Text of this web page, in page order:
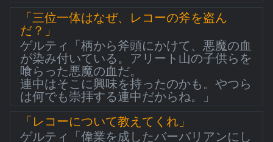
「三位一体はなぜ、レコーの斧を盗ん
だ？」
ゲルティ「柄から斧頭にかけて、悪魔の血
が染み付いている。アリート山の子供らを
喰らった悪魔の血だ。
連中はそこに興味を持ったのかも。やつら
は何でも崇拝する連中だからね。」
「レコーについて教えてくれ」
ゲルティ「偉業を成したバーバリアンにし